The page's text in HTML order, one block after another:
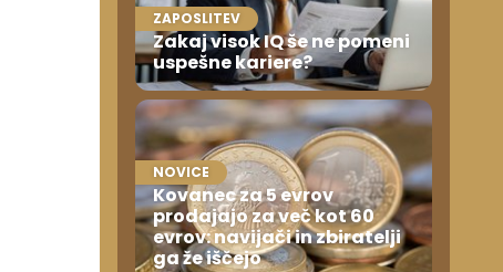
ZAPOSLITEV
Zakaj visok IQ še ne pomeni
uspešne kariere?
NOVICE
Kovanec za 5 evrov
prodajajo za več kot 60
evrov: navijači in zbiratelji
ga že iščejo